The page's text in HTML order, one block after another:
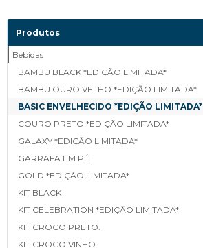
Produtos
Bebidas
BAMBU BLACK *EDIÇÃO LIMITADA*
BAMBU OURO VELHO *EDIÇÃO LIMITADA*
BASIC ENVELHECIDO *EDIÇÃO LIMITADA*
COURO PRETO *EDIÇÃO LIMITADA*
GALAXY *EDIÇÃO LIMITADA*
GARRAFA EM PÉ
GOLD *EDIÇÃO LIMITADA*
KIT BLACK
KIT CELEBRATION *EDIÇÃO LIMITADA*
KIT CROCO PRETO.
KIT CROCO VINHO.